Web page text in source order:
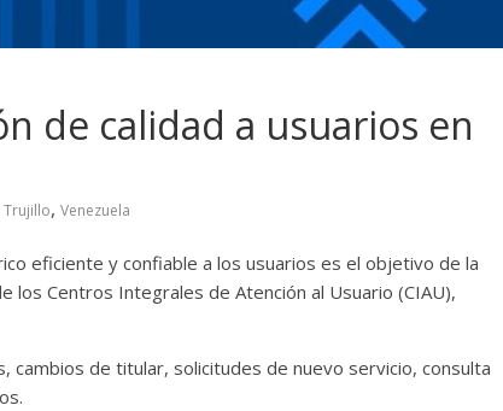
de calidad a usuarios en
Trujillo, Venezuela
eficiente y confiable a los usuarios es el objetivo de la
los Centros Integrales de Atención al Usuario (CIAU),
de titular, solicitudes de nuevo servicio, consulta